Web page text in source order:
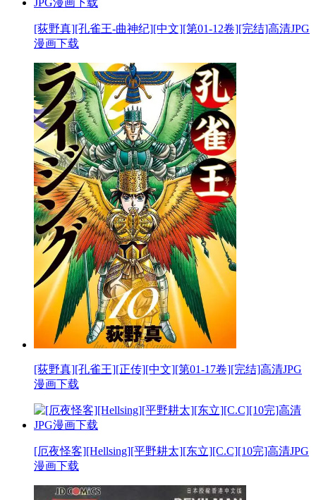
[荻野真][孔雀王-曲神纪][中文][第01-12卷][完结]高清JPG
漫画下载
[荻野真][孔雀王][正传][中文][第01-17卷][完结]高清JPG
漫画下载
[厄夜怪客][Hellsing][平野耕太][东立][C.C][10完]高清JPG
漫画下载